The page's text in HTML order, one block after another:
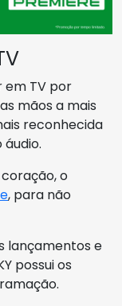
em TV por
mãos a mais
reconhecida
o
, para não
lançamentos e
possui os